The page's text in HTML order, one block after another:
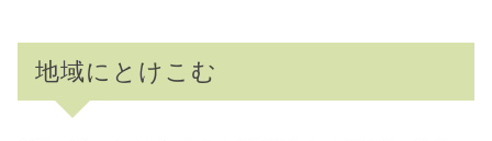
地域にとけこむ